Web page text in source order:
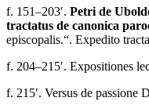
f. 151–203′. Petri de
tractatus de canonica
episcopalis.“. Expedito
f. 204–215′. Expositiones
f. 215′. Versus de passione